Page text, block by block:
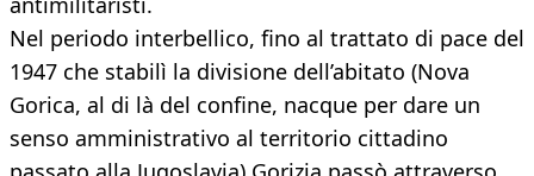
Nel periodo interbellico, fino al trattato di pace del
1947 che stabilì la divisione dell’abitato (Nova
Gorica, al di là del confine, nacque per dare un
senso amministrativo al territorio cittadino